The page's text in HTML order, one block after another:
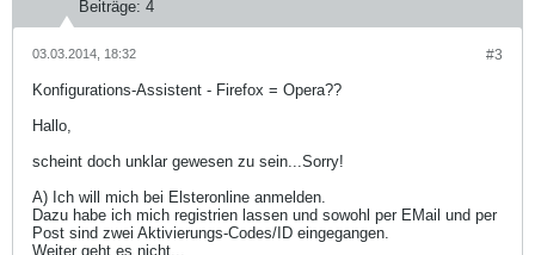
Beiträge: 4
#3
03.03.2014, 18:32
Konfigurations-Assistent - Firefox = Opera??
Hallo,
scheint doch unklar gewesen zu sein...Sorry!
A) Ich will mich bei Elsteronline anmelden.
Dazu habe ich mich registrien lassen und sowohl per EMail und per
Post sind zwei Aktivierungs-Codes/ID eingegangen.
Weiter geht es nicht...